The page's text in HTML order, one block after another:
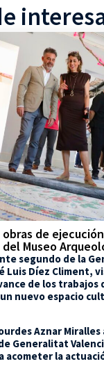
obras de
Museo
segundo de la
Luis Díez Climent,
de los
nuevo espacio
Aznar
Generalitat
acometer la